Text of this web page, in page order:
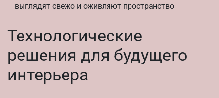
выглядят свежо и оживляют пространство.
Технологические
решения для будущего
интерьера